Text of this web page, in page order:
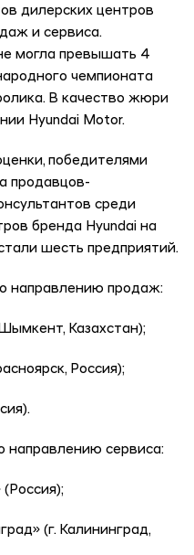
дилерских центров
и сервиса.
могла превышать 4
чемпионата
В качество жюри
Hyundai Motor.
победителями
продавцов-
среди
бренда Hyundai на
шесть предприятий.
направлению продаж:
Казахстан);
Россия);
направлению сервиса:
(г. Калининград,